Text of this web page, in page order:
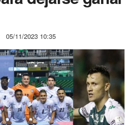
05/11/2023 10:35